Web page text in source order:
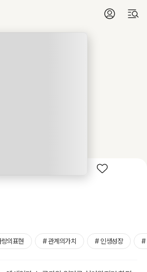
의표현 # 관계의가치 # 인생성장 #